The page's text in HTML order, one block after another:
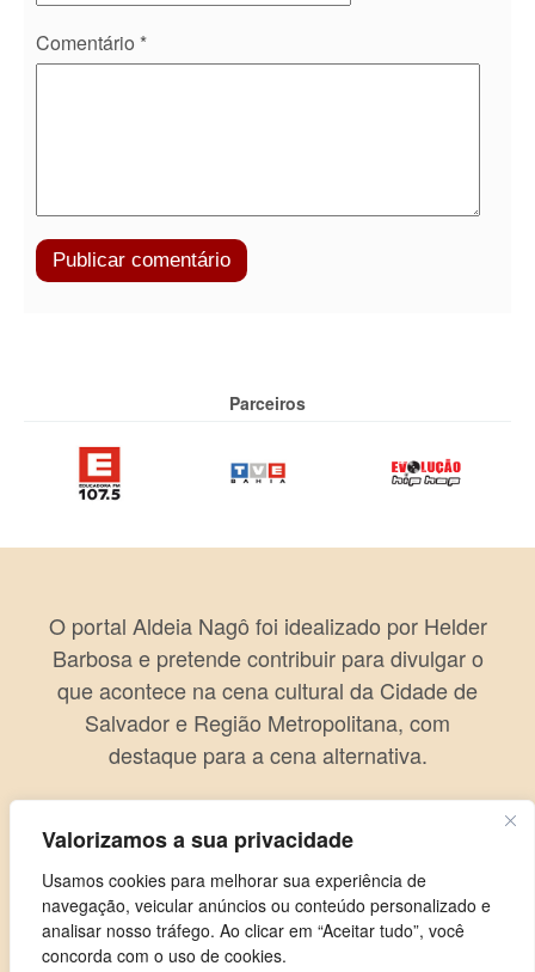
Valorizamos a sua privacidade
Usamos cookies para melhorar sua experiência de
navegação, veicular anúncios ou conteúdo personalizado e
analisar nosso tráfego. Ao clicar em “Aceitar tudo”, você
concorda com o uso de cookies.
Comentário *
Parceiros
O portal Aldeia Nagô foi idealizado por Helder
Barbosa e pretende contribuir para divulgar o
que acontece na cena cultural da Cidade de
Salvador e Região Metropolitana, com
destaque para a cena alternativa.